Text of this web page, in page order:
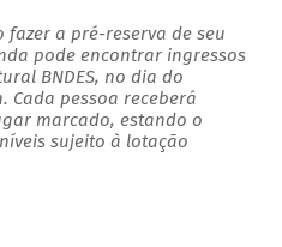
fazer a pré-reserva de seu
pode encontrar ingressos
BNDES, no dia do
Cada pessoa receberá
marcado, estando o
sujeito à lotação